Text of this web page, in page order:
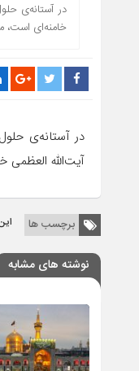
در آستانه‌ی
خامنه‌ای است،
در آستانه‌ی
آیت‌الله
برچسب ها
نوشته های مشابه